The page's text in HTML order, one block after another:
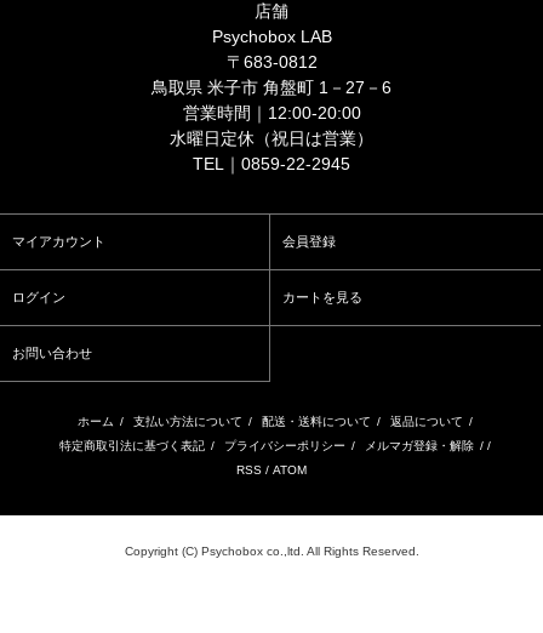
店舗
Psychobox LAB
〒683-0812
鳥取県 米子市 角盤町 1－27－6
営業時間｜12:00-20:00
水曜日定休（祝日は営業）
TEL｜0859-22-2945
マイアカウント 会員登録
ログイン カートを見る
お問い合わせ
ホーム / 支払い方法について / 配送・送料について / 返品について /
特定商取引法に基づく表記 / プライバシーポリシー / メルマガ登録・解除 / /
RSS / ATOM
Copyright (C) Psychobox co.,ltd. All Rights Reserved.